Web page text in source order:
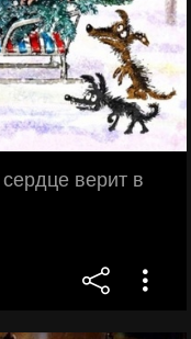
верит в